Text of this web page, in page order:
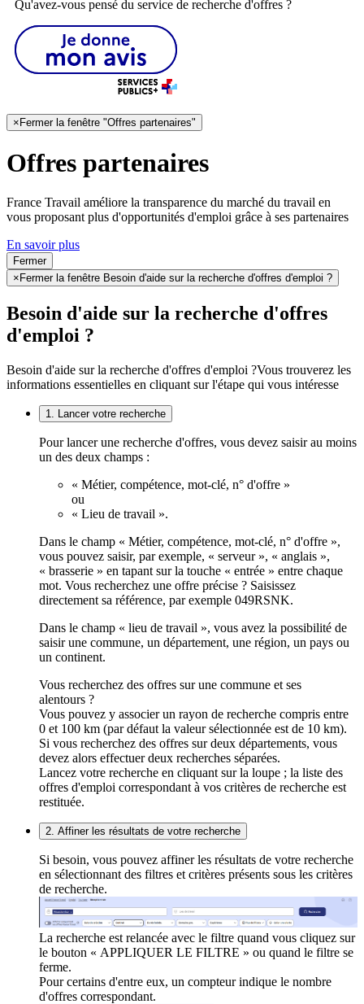
Qu'avez-vous pensé du service de recherche d'offres ?
×Fermer la fenêtre "Offres partenaires"
Offres partenaires
France Travail améliore la transparence du marché du travail en
vous proposant plus d'opportunités d'emploi grâce à ses partenaires
En savoir plus
Fermer
× Fermer la fenêtre Besoin d'aide sur la recherche d'offres d'emploi ?
Besoin d'aide sur la recherche d'offres
d'emploi ?
Besoin d'aide sur la recherche d'offres d'emploi ?Vous trouverez les
informations essentielles en cliquant sur l'étape qui vous intéresse
1. Lancer votre recherche
Pour lancer une recherche d'offres, vous devez saisir au moins
un des deux champs :
« Métier, compétence, mot-clé, n° d'offre »
ou
« Lieu de travail ».
Dans le champ « Métier, compétence, mot-clé, n° d'offre »,
vous pouvez saisir, par exemple, « serveur », « anglais »,
« brasserie » en tapant sur la touche « entrée » entre chaque
mot. Vous recherchez une offre précise ? Saisissez
directement sa référence, par exemple 049RSNK.
Dans le champ « lieu de travail », vous avez la possibilité de
saisir une commune, un département, une région, un pays ou
un continent.
Vous recherchez des offres sur une commune et ses
alentours ?
Vous pouvez y associer un rayon de recherche compris entre
0 et 100 km (par défaut la valeur sélectionnée est de 10 km).
Si vous recherchez des offres sur deux départements, vous
devez alors effectuer deux recherches séparées.
Lancez votre recherche en cliquant sur la loupe ; la liste des
offres d'emploi correspondant à vos critères de recherche est
restituée.
2. Affiner les résultats de votre recherche
Si besoin, vous pouvez affiner les résultats de votre recherche
en sélectionnant des filtres et critères présents sous les critères
de recherche.
La recherche est relancée avec le filtre quand vous cliquez sur
le bouton « APPLIQUER LE FILTRE » ou quand le filtre se
ferme.
Pour certains d'entre eux, un compteur indique le nombre
d'offres correspondant.